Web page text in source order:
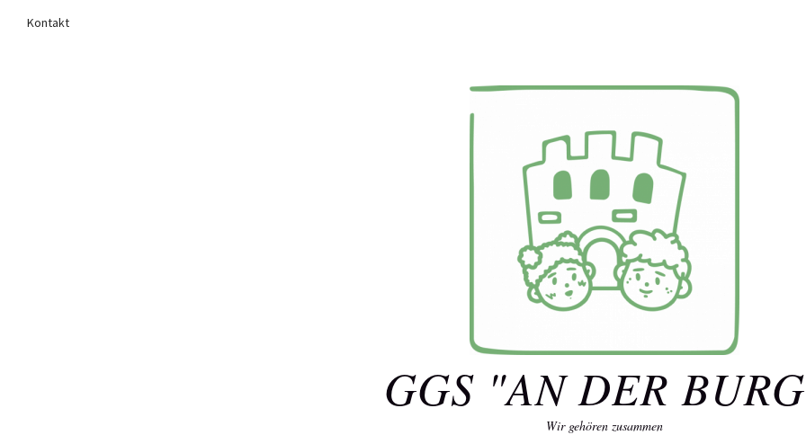
Kontakt
GGS "AN DER
Wir gehören zusammen